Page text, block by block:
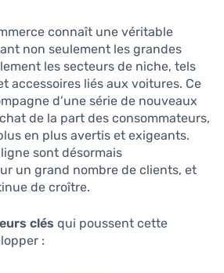
connaît une véritable
non seulement les grandes
les secteurs de niche, tels
accessoires liés aux voitures. Ce
d’une série de nouveaux
de la part des consommateurs,
en plus avertis et exigeants.
sont désormais
un grand nombre de clients, et
de croître.
clés qui poussent cette
: